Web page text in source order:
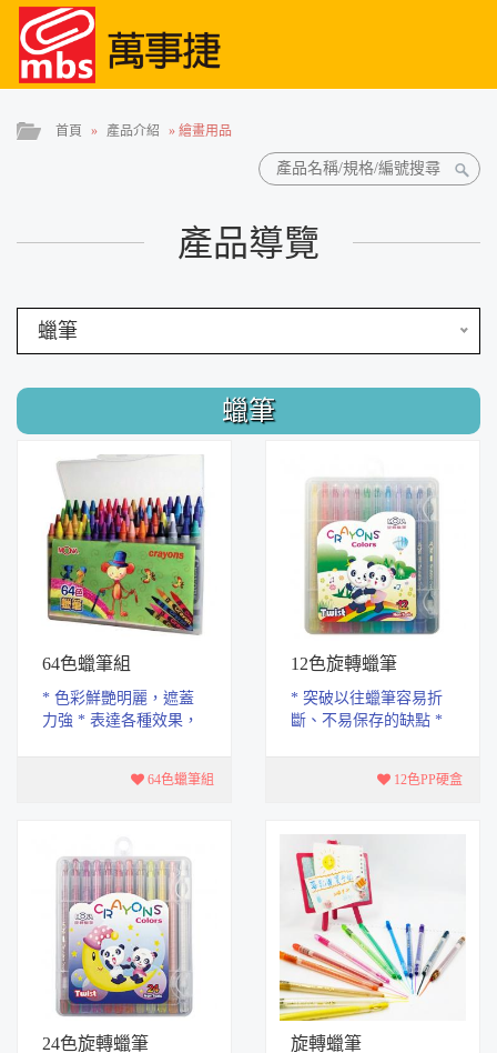
首頁 » 產品介紹 » 繪畫用品
產品導覽
蠟筆
蠟筆
64色蠟筆組
* 色彩鮮艷明麗，遮蓋
力強 * 表達各種效果，
具安全 * 盒子背...64色蠟筆組
12色旋轉蠟筆
* 突破以往蠟筆容易折
斷、不易保存的缺點 *
捲回殼內， 不僅...12色PP硬盒
24色旋轉蠟筆 旋轉蠟筆